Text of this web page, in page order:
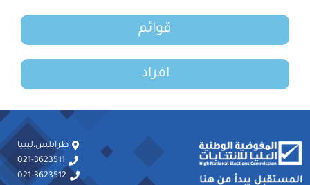
قوائم
افراد
طرابلس،ليبيا
021-3623511
021-3623512